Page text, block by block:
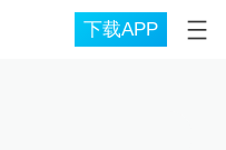
下载APP